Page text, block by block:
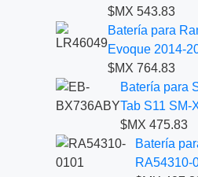
$MX 543.83
Batería para
Evoque 2014-
$MX 764.83
Batería para
Tab S11 SM-
$MX 475.83
Batería
RA54310-